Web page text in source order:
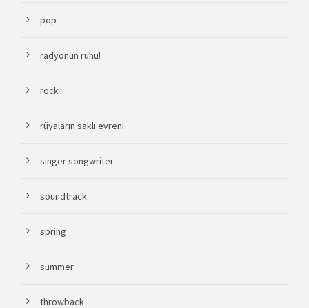
pop
radyonun ruhu!
rock
rüyaların saklı evreni
singer songwriter
soundtrack
spring
summer
throwback